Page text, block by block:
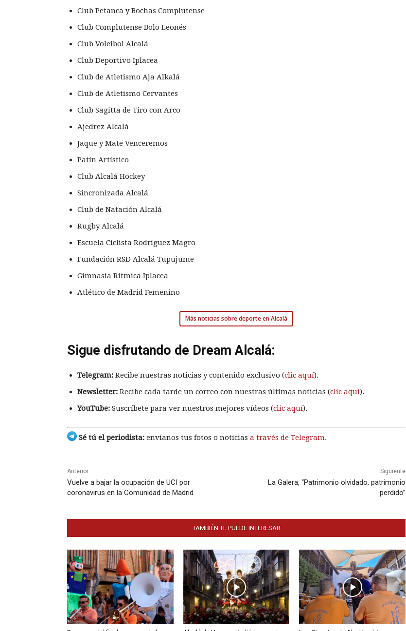
Club Petanca y Bochas Complutense
Club Complutense Bolo Leonés
Club Voleibol Alcalá
Club Deportivo Iplacea
Club de Atletismo Aja Alkalá
Club de Atletismo Cervantes
Club Sagitta de Tiro con Arco
Ajedrez Alcalá
Jaque y Mate Venceremos
Patín Artístico
Club Alcalá Hockey
Sincronizada Alcalá
Club de Natación Alcalá
Rugby Alcalá
Escuela Ciclista Rodríguez Magro
Fundación RSD Alcalá Tupujume
Gimnasia Rítmica Iplacea
Atlético de Madrid Femenino
Más noticias sobre deporte en Alcalá
Sigue disfrutando de Dream Alcalá:
Telegram: Recibe nuestras noticias y contenido exclusivo (clic aquí).
Newsletter: Recibe cada tarde un correo con nuestras últimas noticias (clic aquí).
YouTube: Suscríbete para ver nuestros mejores vídeos (clic aquí).
Sé tú el periodista: envíanos tus fotos o noticias a través de Telegram.
Anterior
Vuelve a bajar la ocupación de UCI por
coronavirus en la Comunidad de Madrid
Siguiente
La Galera, “Patrimonio olvidado, patrimonio
perdido”
TAMBIÉN TE PUEDE INTERESAR